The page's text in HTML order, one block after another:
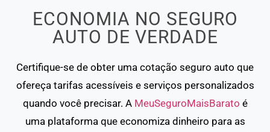
ECONOMIA NO SEGURO
AUTO DE VERDADE
Certifique-se de obter uma cotação seguro auto que
ofereça tarifas acessíveis e serviços personalizados
quando você precisar. A MeuSeguroMaisBarato é
uma plataforma que economiza dinheiro para as